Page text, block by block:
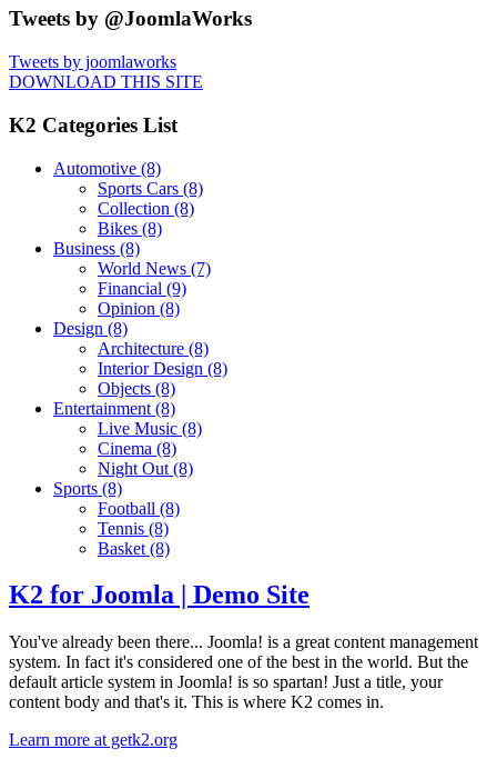
Tweets by @JoomlaWorks
Tweets by joomlaworks
DOWNLOAD THIS SITE
K2 Categories List
Automotive (8)
Sports Cars (8)
Collection (8)
Bikes (8)
Business (8)
World News (7)
Financial (9)
Opinion (8)
Design (8)
Architecture (8)
Interior Design (8)
Objects (8)
Entertainment (8)
Live Music (8)
Cinema (8)
Night Out (8)
Sports (8)
Football (8)
Tennis (8)
Basket (8)
K2 for Joomla | Demo Site
You've already been there... Joomla! is a great content management
system. In fact it's considered one of the best in the world. But the
default article system in Joomla! is so spartan! Just a title, your
content body and that's it. This is where K2 comes in.
Learn more at getk2.org